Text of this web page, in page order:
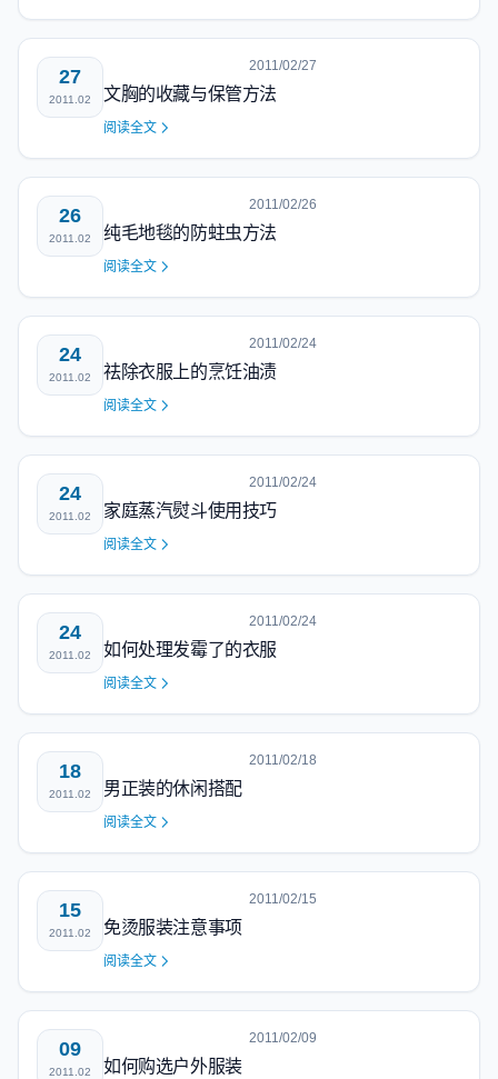
27
2011.02
2011/02/27
文胸的收藏与保管方法
阅读全文
26
2011.02
2011/02/26
纯毛地毯的防蛀虫方法
阅读全文
24
2011.02
2011/02/24
祛除衣服上的烹饪油渍
阅读全文
24
2011.02
2011/02/24
家庭蒸汽熨斗使用技巧
阅读全文
24
2011.02
2011/02/24
如何处理发霉了的衣服
阅读全文
18
2011.02
2011/02/18
男正装的休闲搭配
阅读全文
15
2011.02
2011/02/15
免烫服装注意事项
阅读全文
09
2011.02
2011/02/09
如何购选户外服装